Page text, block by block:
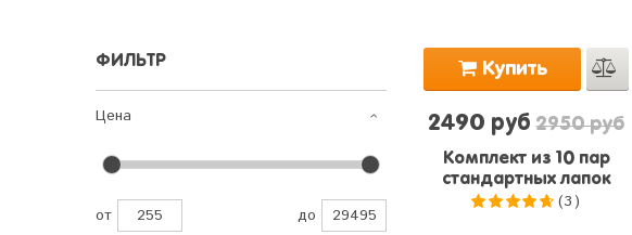
ФИЛЬТР
Цена
от до
Купить
2490 руб2950 руб
Комплект из 10 пар
стандартных лапок
(3)